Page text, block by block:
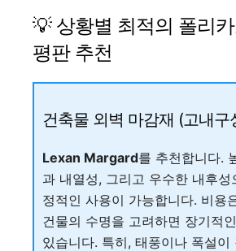
💡 상황별 최적의 폴리
평판 추천
건축물 외벽 마감재 (고내구
Lexan Margard를 추천합니다.
과 내열성, 그리고 우수한 내후
정적인 사용이 가능합니다. 비용
건물의 수명을 고려하면 장기적
있습니다. 특히, 태풍이나 폭설이